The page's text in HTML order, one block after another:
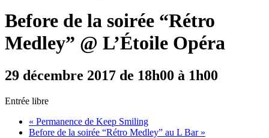
Before de la soirée “Rétro
Medley” @ L’Étoile Opéra
29 décembre 2017 de 18h00 à 1h00
Entrée libre
« Permanence de Keep Smiling
Before de la soirée “Rétro Medley” au L Bar »